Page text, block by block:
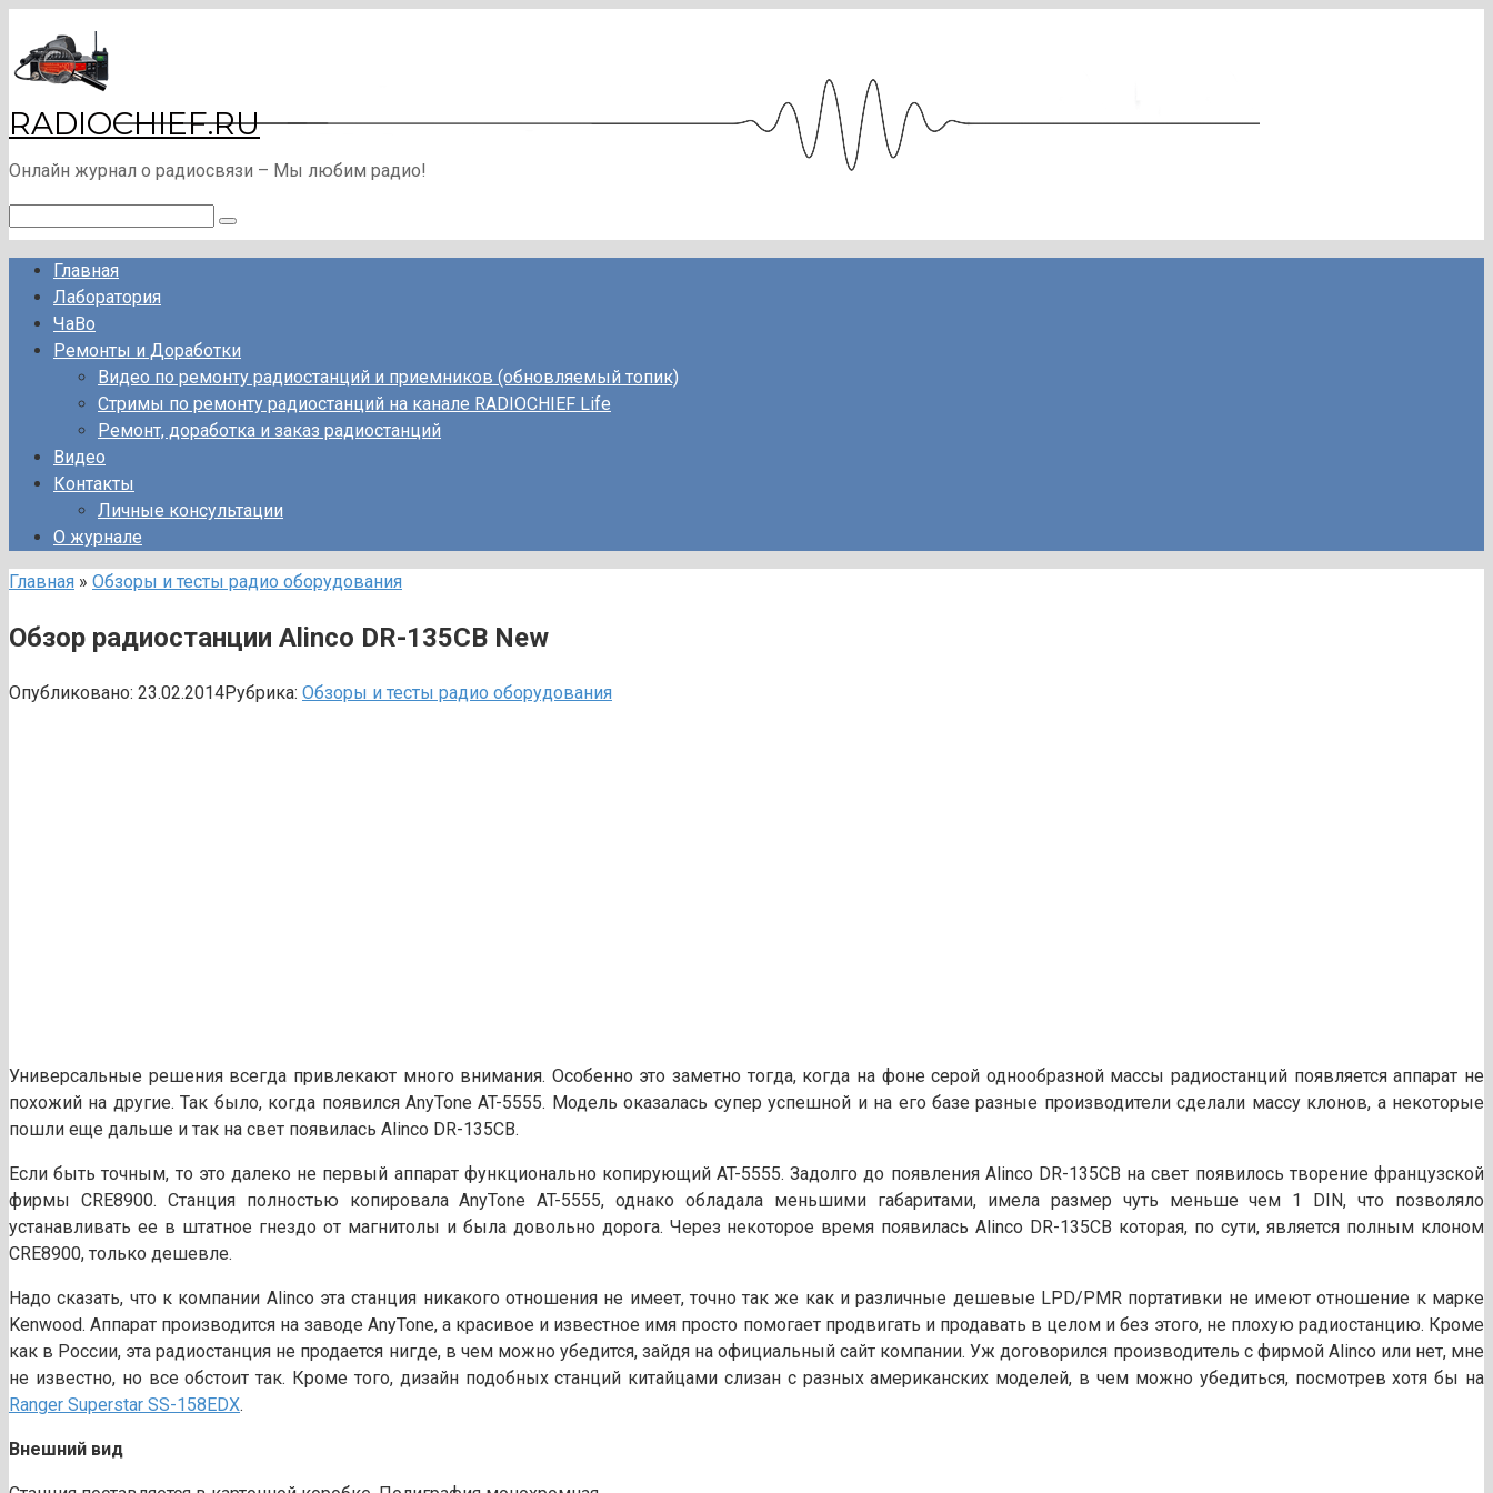
контенту
RADIOCHIEF.RU
Онлайн журнал о радиосвязи – Мы любим радио!
Главная
Лаборатория
ЧаВо
Ремонты и Доработки
Видео по ремонту радиостанций и приемников (обновляемый топик)
Стримы по ремонту радиостанций на канале RADIOCHIEF Life
Ремонт, доработка и заказ радиостанций
Видео
Контакты
Личные консультации
О журнале
Главная » Обзоры и тесты радио оборудования
Обзор радиостанции Alinco DR-135CB New
Опубликовано: 23.02.2014Рубрика: Обзоры и тесты радио оборудования
Универсальные решения всегда привлекают много внимания. Особенно это заметно тогда, когда на фоне серой однообразной массы радиостанций появляется аппарат не
похожий на другие. Так было, когда появился AnyTone AT-5555. Модель оказалась супер успешной и на его базе разные производители сделали массу клонов, а некоторые
пошли еще дальше и так на свет появилась Alinco DR-135CB.
Если быть точным, то это далеко не первый аппарат функционально копирующий AT-5555. Задолго до появления Alinco DR-135CB на свет появилось творение французской
фирмы CRE8900. Станция полностью копировала AnyTone AT-5555, однако обладала меньшими габаритами, имела размер чуть меньше чем 1 DIN, что позволяло
устанавливать ее в штатное гнездо от магнитолы и была довольно дорога. Через некоторое время появилась Alinco DR-135CB которая, по сути, является полным клоном
CRE8900, только дешевле.
Надо сказать, что к компании Alinco эта станция никакого отношения не имеет, точно так же как и различные дешевые LPD/PMR портативки не имеют отношение к марке
Kenwood. Аппарат производится на заводе AnyTone, а красивое и известное имя просто помогает продвигать и продавать в целом и без этого, не плохую радиостанцию. Кроме
как в России, эта радиостанция не продается нигде, в чем можно убедится, зайдя на официальный сайт компании. Уж договорился производитель с фирмой Alinco или нет, мне
не известно, но все обстоит так. Кроме того, дизайн подобных станций китайцами слизан с разных американских моделей, в чем можно убедиться, посмотрев хотя бы на
Ranger Superstar SS-158EDX.
Внешний вид